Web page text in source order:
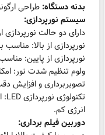
بدنه دستگاه: طراحی
سیستم نورپردازی:
ولوم تنظیم شدت نور:
انرژی کم.
دوربین فیلم برداری: